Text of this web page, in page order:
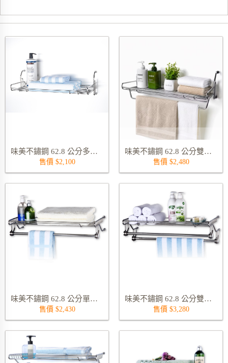
味美不鏽鋼 62.8 公分多功能置物架 9338S
售價 $2,100
味美不鏽鋼 62.8 公分雙桿多功能置物架 9339S
售價 $2,480
味美不鏽鋼 62.8 公分單桿毛巾置物架 9310S
售價 $2,430
味美不鏽鋼 62.8 公分雙桿毛巾置物架 9322S
售價 $3,280